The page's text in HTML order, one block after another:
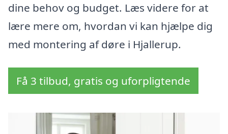
dine behov og budget. Læs videre for at
lære mere om, hvordan vi kan hjælpe dig
med montering af døre i Hjallerup.
Få 3 tilbud, gratis og uforpligtende